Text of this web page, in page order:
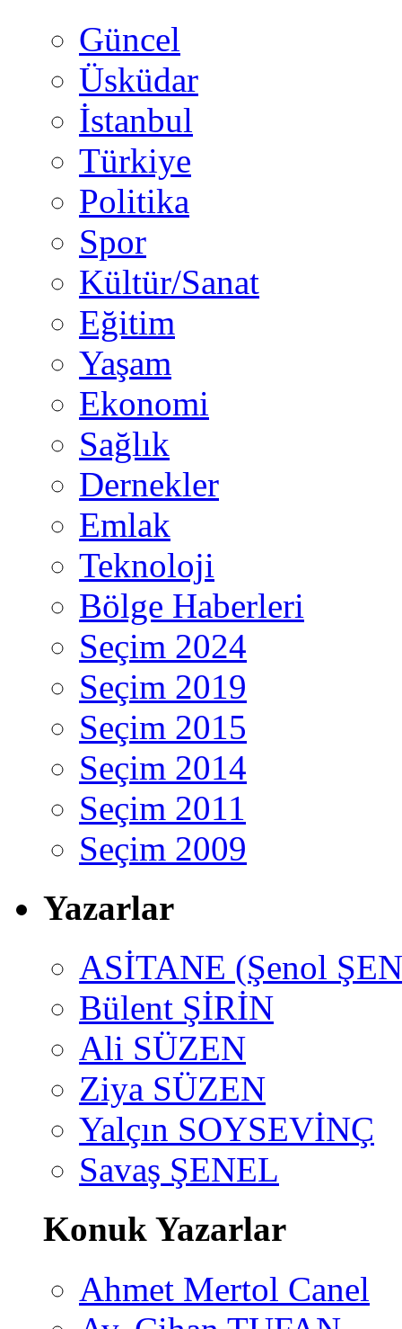
Güncel
Üsküdar
İstanbul
Türkiye
Politika
Spor
Kültür/Sanat
Eğitim
Yaşam
Ekonomi
Sağlık
Dernekler
Emlak
Teknoloji
Bölge Haberleri
Seçim 2024
Seçim 2019
Seçim 2015
Seçim 2014
Seçim 2011
Seçim 2009
Yazarlar
ASİTANE (Şenol
Bülent ŞİRİN
Ali SÜZEN
Ziya SÜZEN
Yalçın SOYSEVİNÇ
Savaş ŞENEL
Konuk Yazarlar
Ahmet Mertol Canel